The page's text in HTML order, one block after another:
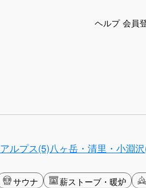
ヘルプ 会員
ルプス(5)八ヶ岳・清里・小淵
サウナ 薪ストーブ・暖炉